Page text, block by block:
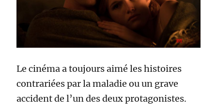
Le cinéma a toujours aimé les histoires
contrariées par la maladie ou un grave
accident de l’un des deux protagonistes.